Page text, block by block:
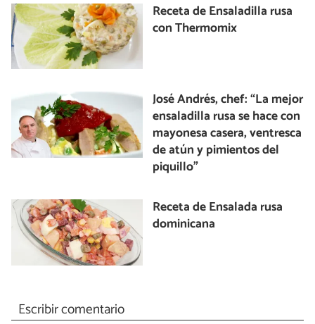
Receta de Ensaladilla rusa
con Thermomix
José Andrés, chef: “La mejor
ensaladilla rusa se hace con
mayonesa casera, ventresca
de atún y pimientos del
piquillo”
Receta de Ensalada rusa
dominicana
Escribir comentario